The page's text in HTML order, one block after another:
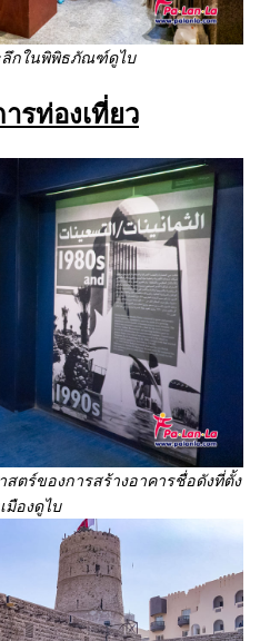
ลึกในพิพิธภัณฑ์ดูไบ
รท่องเที่ยว
ตร์ของการสร้างอาคารชื่อดังที่ตั้ง
มืองดูไบ